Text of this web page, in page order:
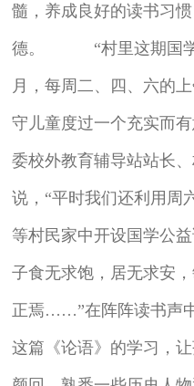
髓，养成良好的读书习
德。 “村里这期国学
月，每周二、四、六的
守儿童度过一个充实而
委校外教育辅导站站长
说，“平时我们还利用周
等村民家中开设国学
子食无求饱，居无求安
正焉……”在阵阵读书声
这篇《论语》的学习，